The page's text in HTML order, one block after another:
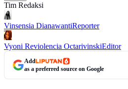
Tim Redaksi
Vinsensia DianawantiReporter
Vyoni Reviolencia OctarivinskiEditor
Add
as a preferred source on Google